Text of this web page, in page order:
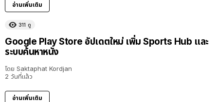
อ่านเพิ่มเติม
311 ดู
Google Play Store อัปเดตใหม่ เพิ่ม Sports Hub และ
ระบบค้นหาหนัง
โดย Saktaphat Kordjan
2 วันที่แล้ว
อ่านเพิ่มเติม